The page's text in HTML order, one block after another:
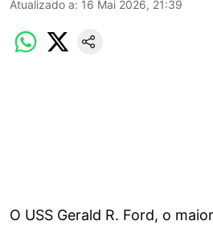
Atualizado a: 16 Mai 2026, 21:39
O USS Gerald R. Ford, o